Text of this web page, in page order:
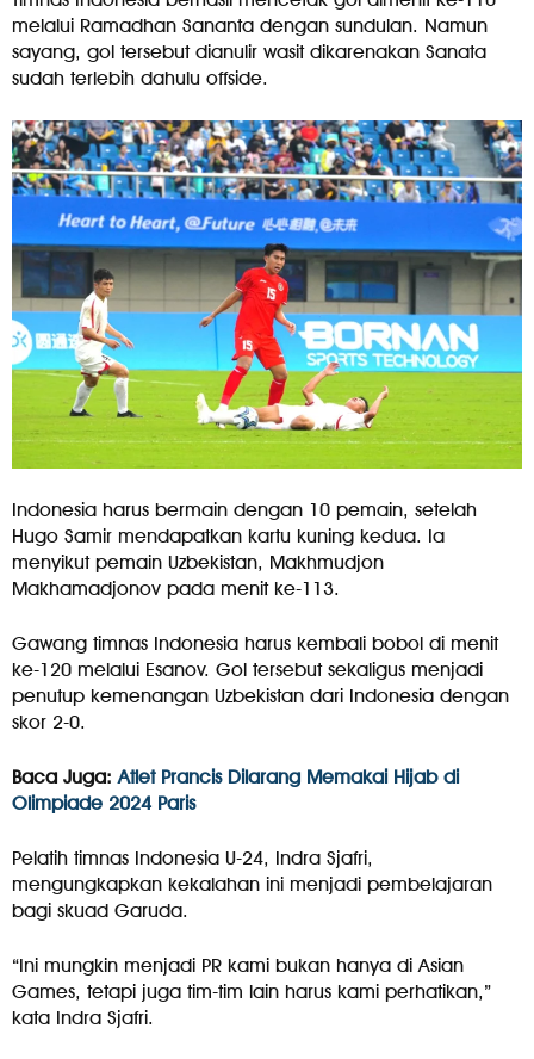
melalui Ramadhan Sananta dengan sundulan. Namun
sayang, gol tersebut dianulir wasit dikarenakan Sanata
sudah terlebih dahulu offside.
Indonesia harus bermain dengan 10 pemain, setelah
Hugo Samir mendapatkan kartu kuning kedua. Ia
menyikut pemain Uzbekistan, Makhmudjon
Makhamadjonov pada menit ke-113.
Gawang timnas Indonesia harus kembali bobol di menit
ke-120 melalui Esanov. Gol tersebut sekaligus menjadi
penutup kemenangan Uzbekistan dari Indonesia dengan
skor 2-0.
Baca Juga:Atlet Prancis Dilarang Memakai Hijab di
Olimpiade 2024 Paris
Pelatih timnas Indonesia U-24, Indra Sjafri,
mengungkapkan kekalahan ini menjadi pembelajaran
bagi skuad Garuda.
“Ini mungkin menjadi PR kami bukan hanya di Asian
Games, tetapi juga tim-tim lain harus kami perhatikan,”
kata Indra Sjafri.